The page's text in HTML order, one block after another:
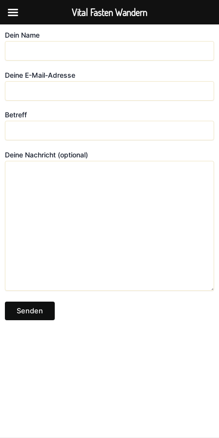
Inhalt
Dein Name
Deine E-Mail-Adresse
Betreff
Deine Nachricht (optional)
Vital Fasten Wandern